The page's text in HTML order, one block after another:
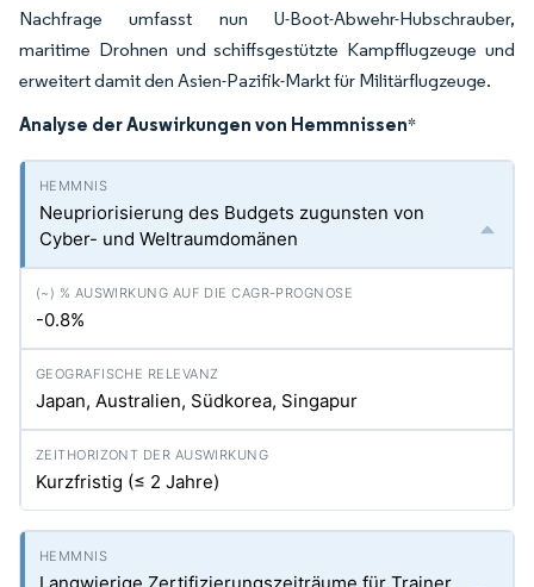
Nachfrage umfasst nun U-Boot-Abwehr-Hubschrauber,
maritime Drohnen und schiffsgestützte Kampfflugzeuge und
erweitert damit den Asien-Pazifik-Markt für Militärflugzeuge.
Analyse der Auswirkungen von Hemmnissen*
Neupriorisierung des Budgets zugunsten von
Cyber- und Weltraumdomänen
-0.8%
Japan, Australien, Südkorea, Singapur
Kurzfristig (≤ 2 Jahre)